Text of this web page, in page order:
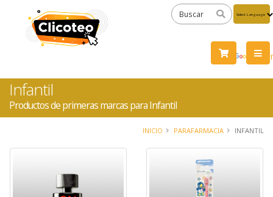
by
Infantil
Productos de primeras marcas para Infantil
INICIO PARAFARMACIA INFANTIL